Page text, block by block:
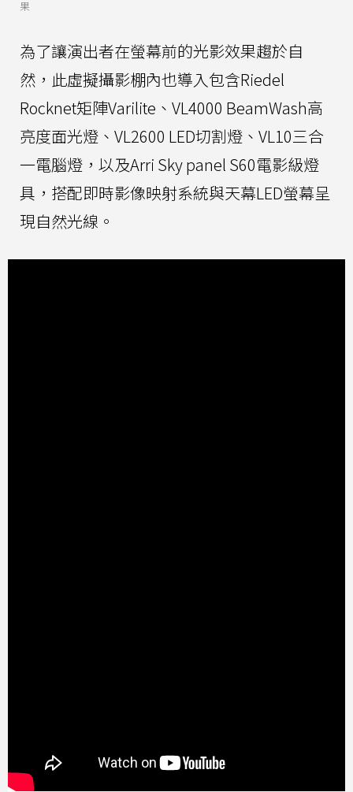
果
為了讓演出者在螢幕前的光影效果趨於自
然，此虛擬攝影棚內也導入包含Riedel
Rocknet矩陣Varilite、VL4000 BeamWash高
亮度面光燈、VL2600 LED切割燈、VL10三合
一電腦燈，以及Arri Sky panel S60電影級燈
具，搭配即時影像映射系統與天幕LED螢幕呈
現自然光線。